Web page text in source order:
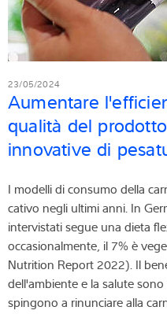
23/05/2024
Aumentare
qualità del
innovative di
I modelli di consumo della
cativo negli ultimi anni. In
intervistati segue una dieta
occasionalmente, il 7% è
Nutrition Report 2022). Il
dell'ambiente e la salute
spingono a rinunciare alla